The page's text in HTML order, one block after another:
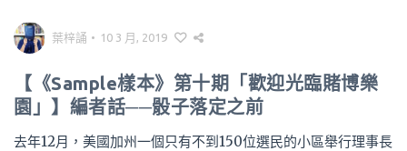
葉梓誦 • 10 3 月, 2019
【《Sample樣本》第十期「歡迎光臨賭博樂
園」】編者話──骰子落定之前
去年12月，美國加州一個只有不到150位選民的小區舉行理事長